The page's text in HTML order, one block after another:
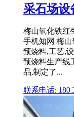
采石场设
梅山氧化铁红
手机知网 梅
预烧料,工艺,
预烧料生产线
品,制定了...
联系电话: 180